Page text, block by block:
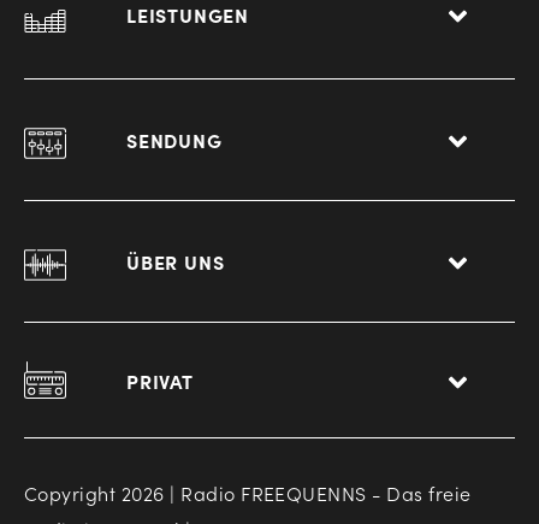
LEISTUNGEN
SENDUNG
ÜBER UNS
PRIVAT
Copyright 2026 | Radio FREEQUENNS - Das freie